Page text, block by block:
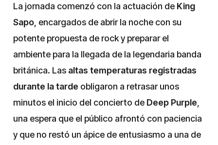
La jornada comenzó con la actuación de King
Sapo, encargados de abrir la noche con su
potente propuesta de rock y preparar el
ambiente para la llegada de la legendaria banda
británica. Las altas temperaturas registradas
durante la tarde obligaron a retrasar unos
minutos el inicio del concierto de Deep Purple
una espera que el público afrontó con paciencia
y que no restó un ápice de entusiasmo a una de